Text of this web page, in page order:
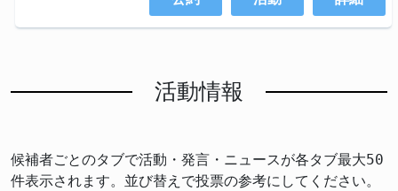
活動情報
候補者ごとのタブで活動・発言・ニュースが各タブ最大50
件表示されます。並び替えで投票の参考にしてください。